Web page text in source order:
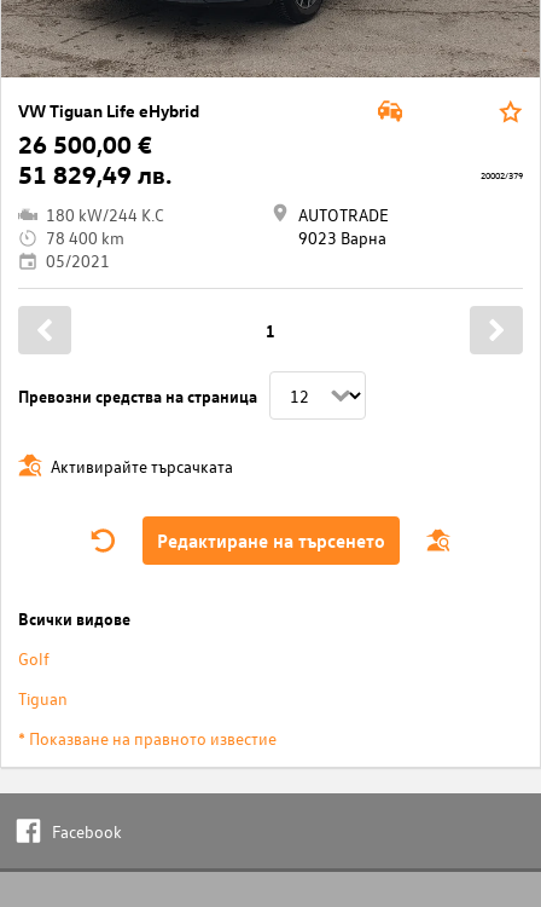
VW Tiguan Life eHybrid
26 500,00 €
51 829,49 лв.
180 kW/244 K.C
78 400 km
05/2021
AUTOTRADE
9023 Варна
20002/379
Превозни средства на страница
1
Активирайте търсачката
Редактиране на търсенето
Всички видове
Golf
Tiguan
* Показване на правното известие
Facebook